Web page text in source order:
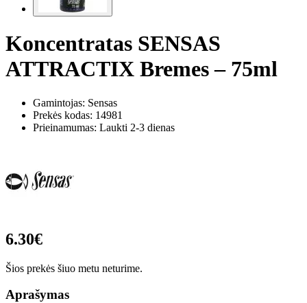
Koncentratas SENSAS
ATTRACTIX Bremes – 75ml
Gamintojas: Sensas
Prekės kodas: 14981
Prieinamumas: Laukti 2-3 dienas
6.30€
Šios prekės šiuo metu neturime.
Aprašymas